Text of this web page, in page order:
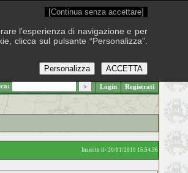
.: Venerdì 7 agosto 2026
Login Registrati
Inserito il› 20/01/2010 15.54.36
[Continua senza accettare]
l'esperienza di navigazione e per
clicca sul pulsante “Personalizza”.
ACCETTA
Personalizza